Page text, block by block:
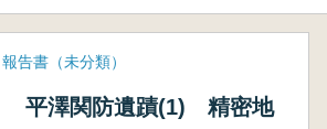
報告書（未分類）
平澤関防遺蹟(1) 精密地